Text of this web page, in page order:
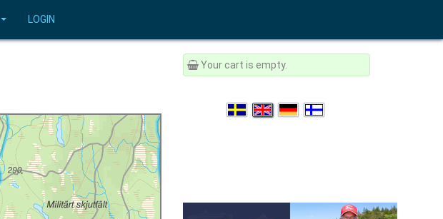
LOGIN
Your cart is empty.